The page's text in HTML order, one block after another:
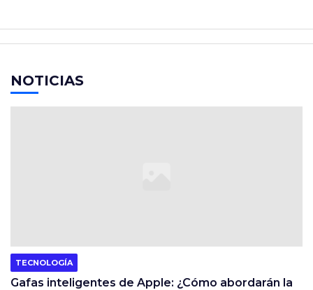
NOTICIAS
TECNOLOGÍA
Gafas inteligentes de Apple: ¿Cómo abordarán la